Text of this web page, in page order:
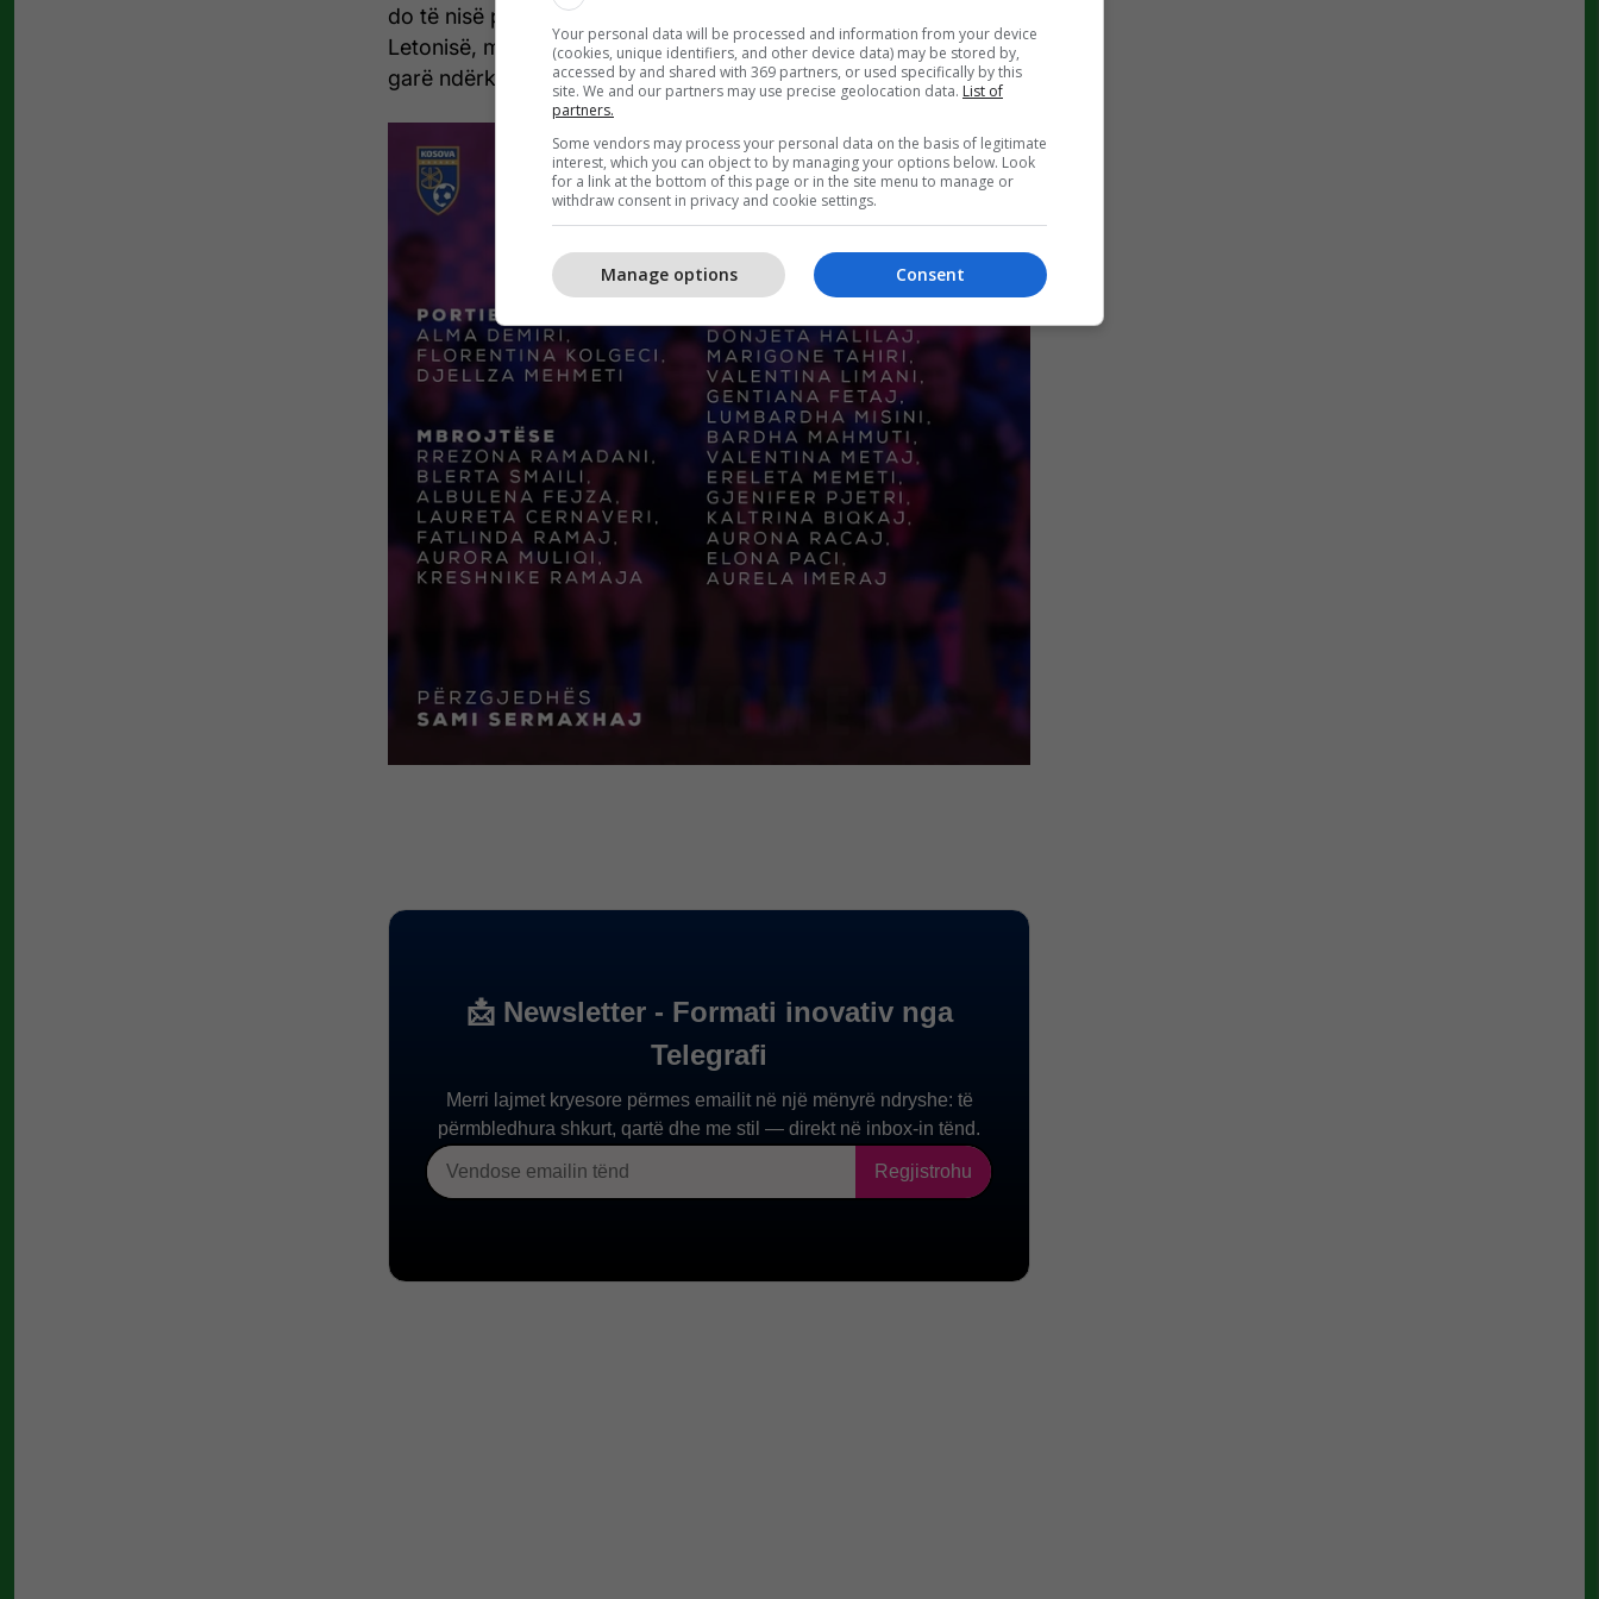
do të nisë përgatitjet në ditët në vijim, përpara nisjes drejt
Letonisë, me synimin për të vazhduar paraqitjet pozitive në këtë
garë ndërkombëtare./Telegrafi/
Your personal data will be processed and information from your device
(cookies, unique identifiers, and other device data) may be stored by,
accessed by and shared with 369 partners, or used specifically by this
site. We and our partners may use precise geolocation data. List of
partners.
Some vendors may process your personal data on the basis of legitimate
interest, which you can object to by managing your options below. Look
for a link at the bottom of this page or in the site menu to manage or
withdraw consent in privacy and cookie settings.
Consent
Manage options